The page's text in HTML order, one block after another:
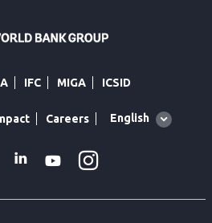
IFC MIGA ICSID
Careers
Global
English
TwitterLinkedin
Youtube